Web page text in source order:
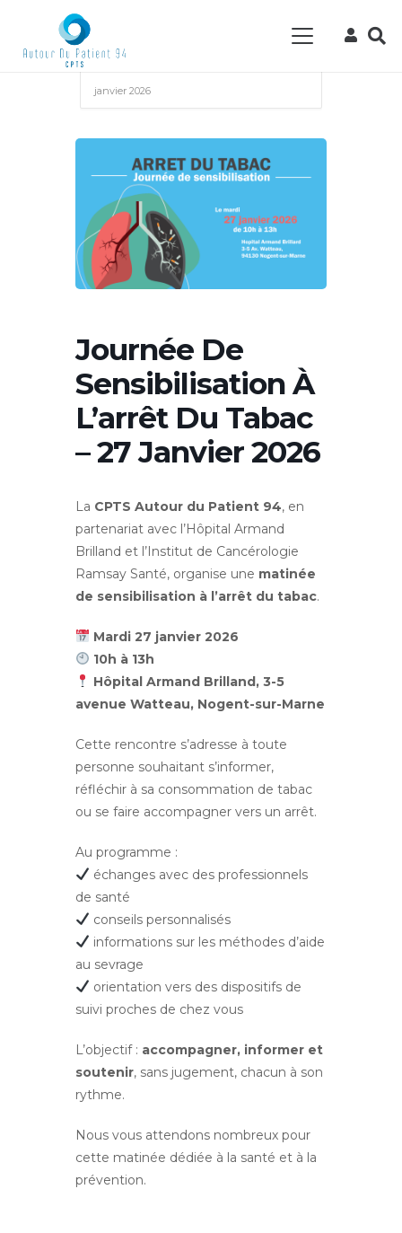
Journée
janvier 2026
Journée De
Sensibilisation À
L’arrêt Du Tabac
– 27 Janvier 2026
La CPTS Autour du Patient 94, en
partenariat avec l’Hôpital Armand
Brilland et l’Institut de Cancérologie
Ramsay Santé, organise une matinée
de sensibilisation à l’arrêt du tabac.
Mardi 27 janvier 2026
10h à 13h
Hôpital Armand Brilland, 3-5
avenue Watteau, Nogent-sur-Marne
Cette rencontre s’adresse à toute
personne souhaitant s’informer,
réfléchir à sa consommation de tabac
ou se faire accompagner vers un arrêt.
Au programme :
échanges avec des professionnels
de santé
conseils personnalisés
informations sur les méthodes d’aide
au sevrage
orientation vers des dispositifs de
suivi proches de chez vous
L’objectif : accompagner, informer et
soutenir, sans jugement, chacun à son
rythme.
Nous vous attendons nombreux pour
cette matinée dédiée à la santé et à la
prévention.